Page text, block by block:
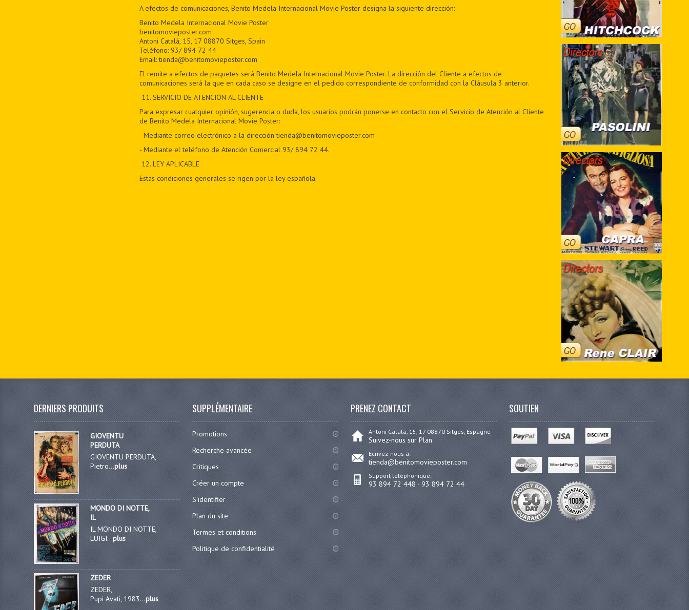
A efectos de comunicaciones, Benito Medela Internacional Movie Poster designa la siguiente dirección:
Benito Medela Internacional Movie Poster
benitomovieposter.com
Antoni Catalá, 15, 17 08870 Sitges, Spain
Teléfono: 93/ 894 72 44
Email: tienda@benitomovieposter.com
El remite a efectos de paquetes será Benito Medela Internacional Movie Poster. La dirección del Cliente a efectos de
comunicaciones será la que en cada caso se designe en el pedido correspondiente de conformidad con la Cláusula 3 anterior.
11. SERVICIO DE ATENCIÓN AL CLIENTE
Para expresar cualquier opinión, sugerencia o duda, los usuarios podrán ponerse en contacto con el Servicio de Atención al Cliente
de Benito Medela Internacional Movie Poster:
- Mediante correo electrónico a la dirección tienda@benitomovieposter.com
- Mediante el teléfono de Atención Comercial 93/ 894 72 44.
12. LEY APLICABLE
Estas condiciones generales se rigen por la ley española.
DERNIERS PRODUITS
GIOVENTU
PERDUTA
GIOVENTU PERDUTA,
Pietro...plus
MONDO DI NOTTE,
IL
IL MONDO DI NOTTE,
LUIGI...plus
ZEDER
ZEDER,
Pupi Avati, 1983...plus
SUPPLÉMENTAIRE
Promotions
Recherche avancée
Critiques
Créer un compte
S'identifier
Plan du site
Termes et conditions
Politique de confidentialité
PRENEZ CONTACT
Antoni Catalá, 15, 17 08870 Sitges, Espagne
Suivez-nous sur Plan
Écrivez-nous à:
tienda@benitomovieposter.com
Support téléphonique:
93 894 72 448 - 93 894 72 44
SOUTIEN